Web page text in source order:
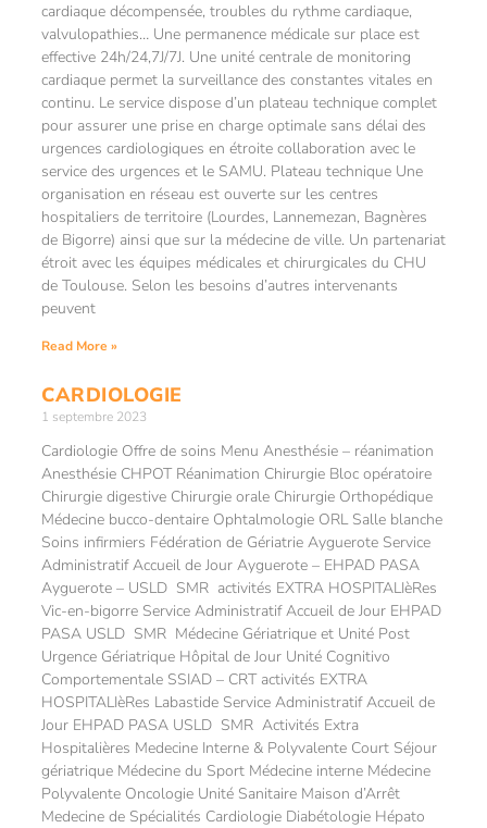
cardiaque décompensée, troubles du rythme cardiaque,
valvulopathies… Une permanence médicale sur place est
effective 24h/24,7J/7J. Une unité centrale de monitoring
cardiaque permet la surveillance des constantes vitales en
continu. Le service dispose d’un plateau technique complet
pour assurer une prise en charge optimale sans délai des
urgences cardiologiques en étroite collaboration avec le
service des urgences et le SAMU. Plateau technique Une
organisation en réseau est ouverte sur les centres
hospitaliers de territoire (Lourdes, Lannemezan, Bagnères
de Bigorre) ainsi que sur la médecine de ville. Un partenariat
étroit avec les équipes médicales et chirurgicales du CHU
de Toulouse. Selon les besoins d’autres intervenants
peuvent
Read More »
CARDIOLOGIE
1 septembre 2023
Cardiologie Offre de soins Menu Anesthésie – réanimation
Anesthésie CHPOT Réanimation Chirurgie Bloc opératoire
Chirurgie digestive Chirurgie orale Chirurgie Orthopédique
Médecine bucco-dentaire Ophtalmologie ORL Salle blanche
Soins infirmiers Fédération de Gériatrie Ayguerote Service
Administratif Accueil de Jour Ayguerote – EHPAD PASA
Ayguerote – USLD SMR activités EXTRA HOSPITALIèRes
Vic-en-bigorre Service Administratif Accueil de Jour EHPAD
PASA USLD SMR Médecine Gériatrique et Unité Post
Urgence Gériatrique Hôpital de Jour Unité Cognitivo
Comportementale SSIAD – CRT activités EXTRA
HOSPITALIèRes Labastide Service Administratif Accueil de
Jour EHPAD PASA USLD SMR Activités Extra
Hospitalières Medecine Interne & Polyvalente Court Séjour
gériatrique Médecine du Sport Médecine interne Médecine
Polyvalente Oncologie Unité Sanitaire Maison d’Arrêt
Medecine de Spécialités Cardiologie Diabétologie Hépato